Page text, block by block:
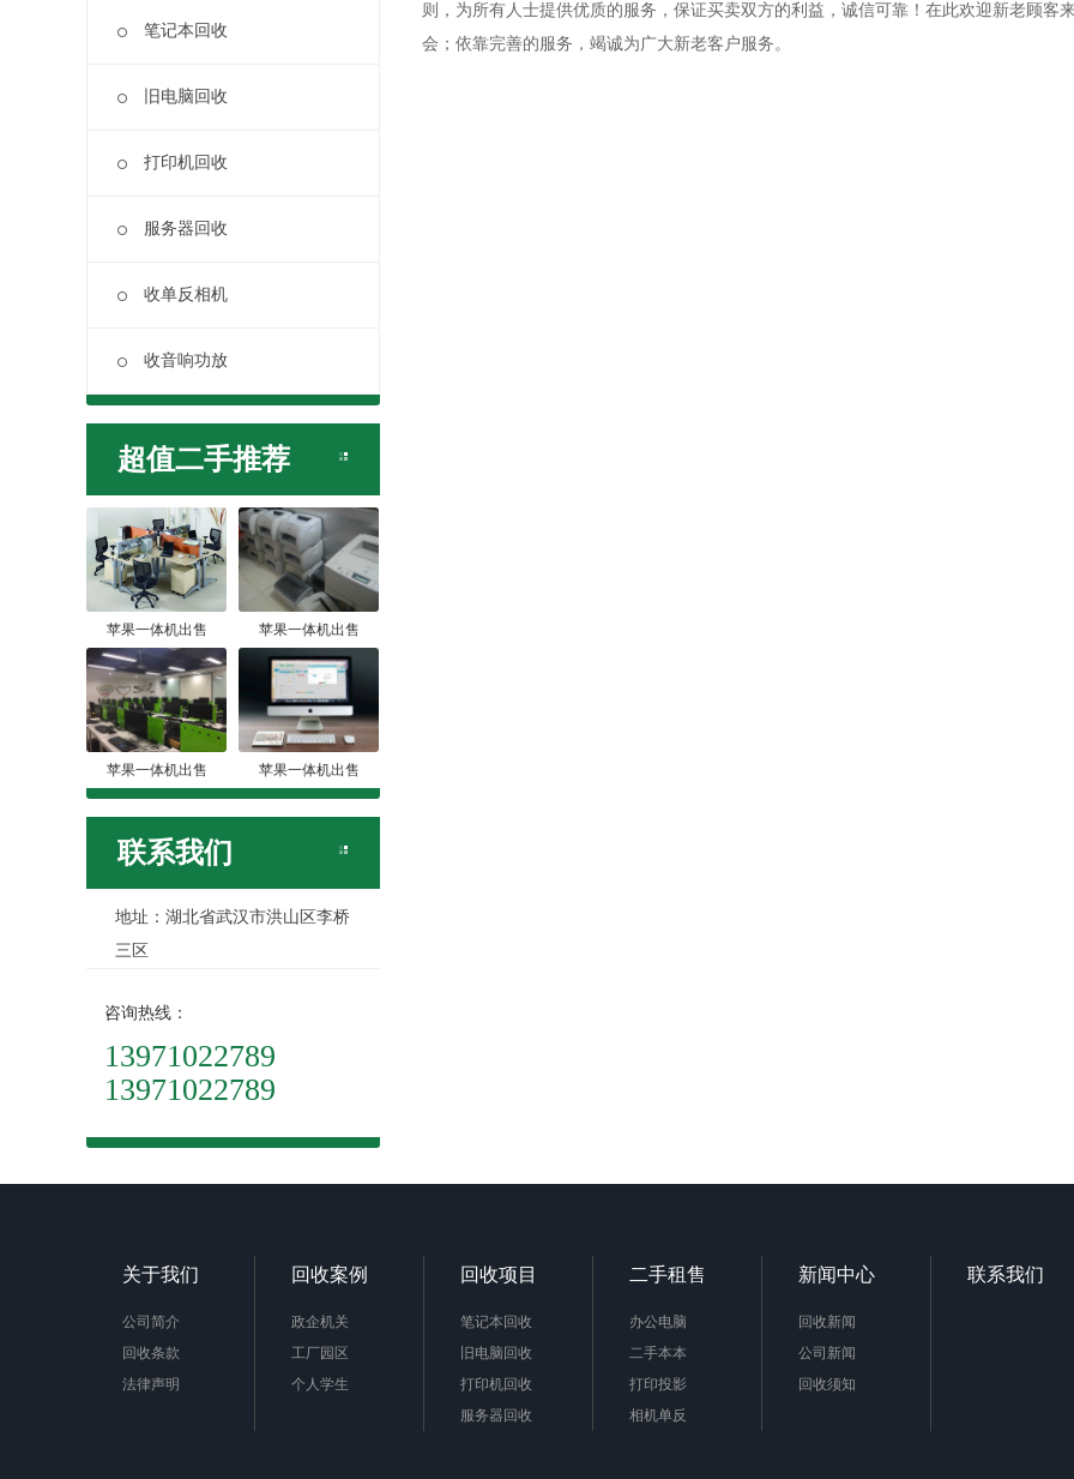
笔记本回收
旧电脑回收
打印机回收
服务器回收
收单反相机
收音响功放
超值二手推荐
苹果一体机出售 苹果一体机出售
苹果一体机出售 苹果一体机出售
联系我们
地址：湖北省武汉市洪山区李桥
三区
咨询热线：
13971022789
13971022789
则，为所有人士提供优质的服务，保证买卖双方的利益，诚信可靠！在此欢迎新老顾客
会；依靠完善的服务，竭诚为广大新老客户服务。
关于我们
公司简介
回收条款
法律声明
回收案例
政企机关
工厂园区
个人学生
回收项目
笔记本回收
旧电脑回收
打印机回收
服务器回收
二手租售
办公电脑
二手本本
打印投影
相机单反
新闻中心
回收新闻
公司新闻
回收须知
联系我们